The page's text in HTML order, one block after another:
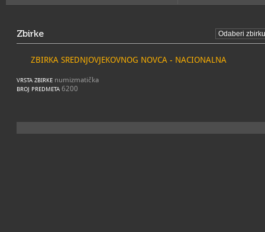
Zbirke
ZBIRKA SREDNJOVJEKOVNOG NOVCA - NACIONALNA
VRSTA ZBIRKE numizmatička
BROJ PREDMETA 6200